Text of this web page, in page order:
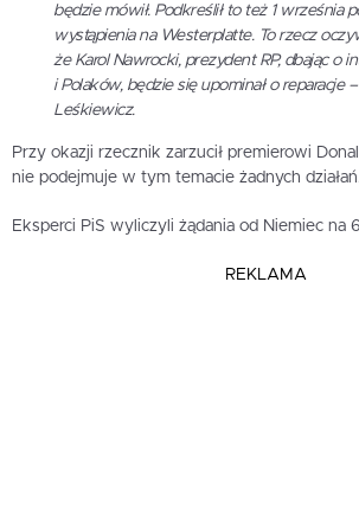
będzie mówił. Podkreślił to też 1 września
wystąpienia na Westerplatte. To rzecz
że Karol Nawrocki, prezydent RP, dbając o
i Polaków, będzie się upominał o reparacje
Leśkiewicz.
Przy okazji rzecznik zarzucił premierowi
nie podejmuje w tym temacie żadnych działań.
Eksperci PiS wyliczyli żądania od Niemiec na
REKLAMA